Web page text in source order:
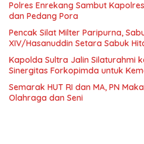
Polres Enrekang Sambut
dan Pedang Pora
Pencak Silat Milter Paripurna,
XIV/Hasanuddin Setara Sabuk
Kapolda Sultra Jalin Silaturahmi
Sinergitas Forkopimda untuk
Semarak HUT RI dan MA, PN
Olahraga dan Seni